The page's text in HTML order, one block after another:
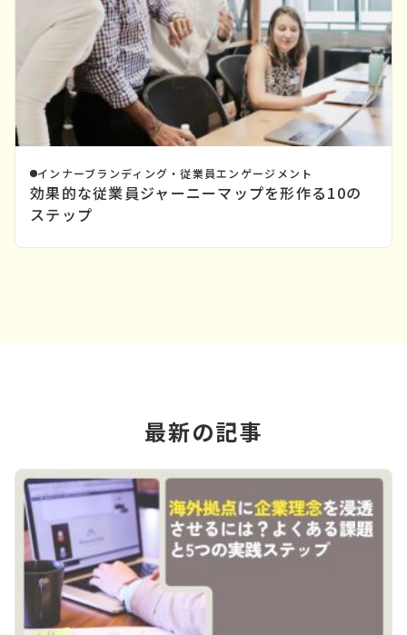
効果的な従業員ジャーニーマップを形作る10の
ステップ
インナーブランディング・従業員エンゲージメント
最新の記事